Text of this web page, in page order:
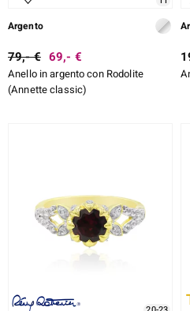
Argento
79,- € 69,- €
Anello in argento con Rodolite
(Annette classic)